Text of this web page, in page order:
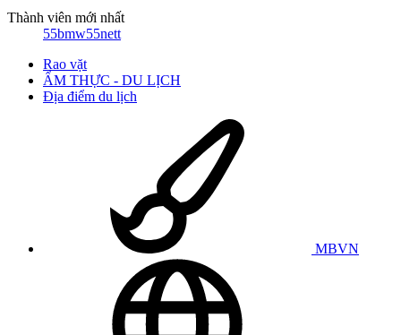
Thành viên mới nhất
55bmw55nett
Rao vặt
ẨM THỰC - DU LỊCH
Địa điểm du lịch
MBVN